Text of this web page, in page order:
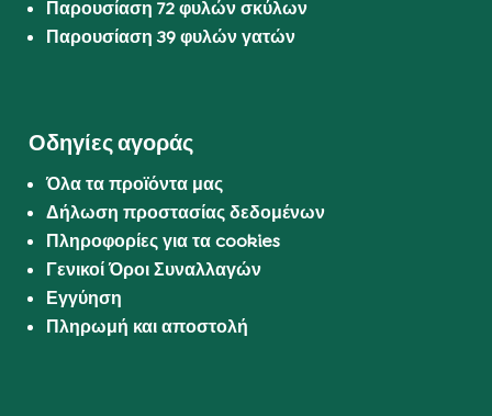
Παρουσίαση 72 φυλών σκύλων
Παρουσίαση 39 φυλών γατών
Οδηγίες αγοράς
Όλα τα προϊόντα μας
Δήλωση προστασίας δεδομένων
Πληροφορίες για τα cookies
Γενικοί Όροι Συναλλαγών
Εγγύηση
Πληρωμή και αποστολή